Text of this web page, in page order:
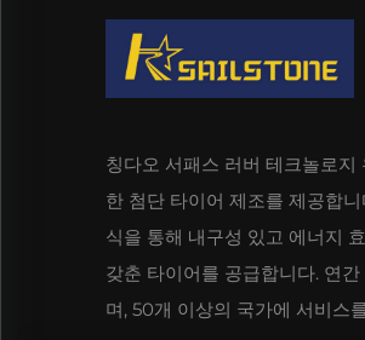
칭다오 서패스 러버 테크놀로
한 첨단 타이어 제조를 제공합
식을 통해 내구성 있고 에너지
갖춘 타이어를 공급합니다. 연
며, 50개 이상의 국가에 서비스